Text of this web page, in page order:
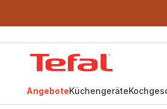
AngeboteKüchengeräte